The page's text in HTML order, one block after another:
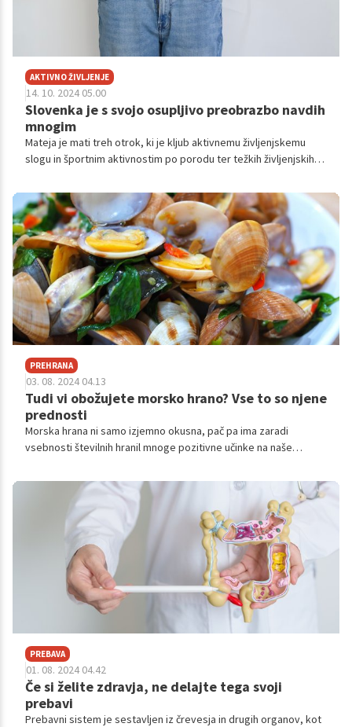
AKTIVNO ŽIVLJENJE
14. 10. 2024 05.00
Slovenka je s svojo osupljivo preobrazbo navdih
mnogim
Mateja je mati treh otrok, ki je kljub aktivnemu življenjskemu
slogu in športnim aktivnostim po porodu ter težkih življenjskih
se kopičili, njena samozavest je padala, točka preloma pa je
prišla, ko je tehtnica pokazala trimestno število. Kljub poskusom
različnih diet so rezultati vedno izginili skupaj z voljo in energijo,
saj so jo stroge omejitve izčrpale. In potem je Mateja spoznala
Linea Snella terapevtko Lejlo, ki ji je spremenila življenje.
PREHRANA
03. 08. 2024 04.13
Tudi vi obožujete morsko hrano? Vse to so njene
prednosti
Morska hrana ni samo izjemno okusna, pač pa ima zaradi
vsebnosti številnih hranil mnoge pozitivne učinke na naše
uživajte najmanj trikrat tedensko.
PREBAVA
01. 08. 2024 04.42
Če si želite zdravja, ne delajte tega svoji
prebavi
Prebavni sistem je sestavljen iz črevesja in drugih organov, kot